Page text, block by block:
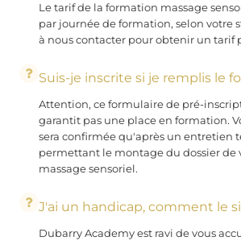
Le tarif de la formation massage
par journée de formation, selon votre
à nous contacter pour obtenir un tarif
Suis-je inscrite si je remplis le
Attention, ce formulaire de pré-
garantit pas une place en formation.
sera confirmée qu'après un entretien
permettant le montage du dossier de
massage sensoriel.
J'ai un handicap, comment le
Dubarry Academy est ravi de vous